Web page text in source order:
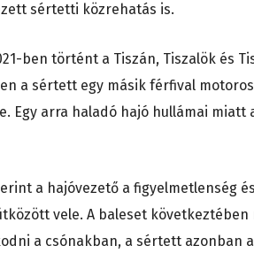
sértetti közrehatás is.
ben történt a Tiszán, Tiszalök és
a sértett egy másik férfival
Egy arra haladó hajó hullámai
a hajóvezető a figyelmetlenség
vele. A baleset
a csónakban, a sértett azonban